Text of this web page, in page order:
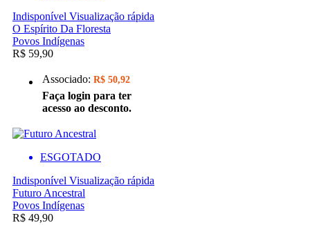
Indisponível Visualização rápida
O Espírito Da Floresta
Povos Indígenas
R$ 59,90
Associado: R$ 50,92
Faça login para ter
acesso ao desconto.
ESGOTADO
Indisponível Visualização rápida
Futuro Ancestral
Povos Indígenas
R$ 49,90